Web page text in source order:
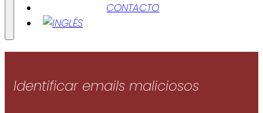
CONTACTO
Identificar emails maliciosos